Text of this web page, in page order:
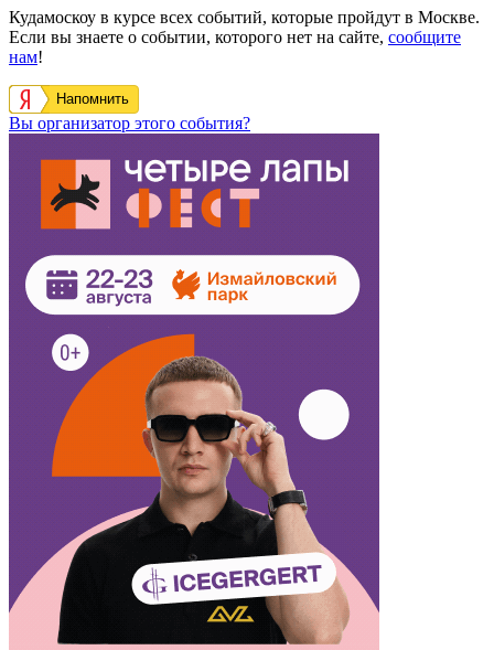
Кудамоскоу в курсе всех событий, которые пройдут в Москве.
Если вы знаете о событии, которого нет на сайте, сообщите
нам!
Напомнить
Вы организатор этого события?